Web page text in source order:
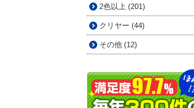
2色以上 (201)
クリヤー (44)
その他 (12)